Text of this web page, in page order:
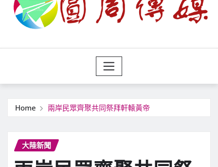
Home 兩岸民眾齊聚共同祭拜軒轅黃帝
大陸新聞